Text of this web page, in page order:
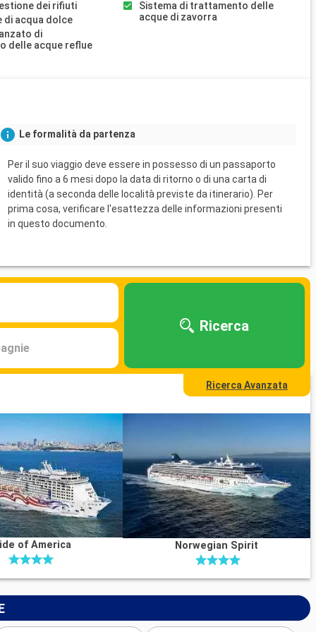
dei rifiuti
di acqua dolce
di
delle acque reflue
Sistema di trattamento delle
acque di zavorra
Le formalità da partenza
Per il suo viaggio deve essere in possesso di un passaporto
valido fino a 6 mesi dopo la data di ritorno o di una carta di
identità (a seconda delle località previste da itinerario). Per
prima cosa, verificare l'esattezza delle informazioni presenti
in questo documento.
Ricerca
Ricerca Avanzata
of America Norwegian Spirit